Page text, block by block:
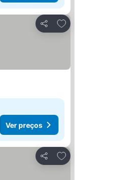
Partilhar
Adicionar aos favoritos
Ver preços
Partilhar
Adicionar aos favoritos